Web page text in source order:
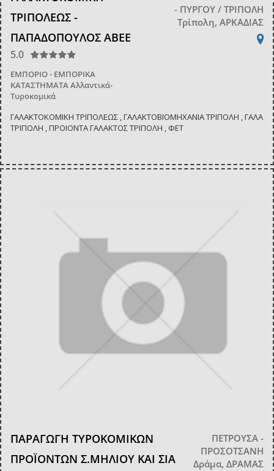
ΤΡΙΠΟΛΕΩΣ -
ΠΑΠΑΔΟΠΟΥΛΟΣ ΑΒΕΕ
5.0
ΕΜΠΟΡΙΟ - ΕΜΠΟΡΙΚΑ
ΚΑΤΑΣΤΗΜΑΤΑΑλλαντικά-
Τυροκομικά
- ΠΥΡΓΟΥ / ΤΡΙΠΟΛΗ
Τρίπολη, ΑΡΚΑΔΙΑΣ
ΓΑΛΑΚΤΟΚΟΜΙΚΗ ΤΡΙΠΟΛΕΩΣ , ΓΑΛΑΚΤΟΒΙΟΜΗΧΑΝΙΑ ΤΡΙΠΟΛΗ , ΓΑΛΑ
ΤΡΙΠΟΛΗ , ΠΡΟΙΟΝΤΑ ΓΑΛΑΚΤΟΣ ΤΡΙΠΟΛΗ , ΦΕΤ
ΠΑΡΑΓΩΓΗ ΤΥΡΟΚΟΜΙΚΩΝ
ΠΡΟΪΟΝΤΩΝ Σ.ΜΗΛΙΟΥ ΚΑΙ ΣΙΑ
ΠΕΤΡΟΥΣΑ -
ΠΡΟΣΟΤΣΑΝΗ
Δράμα, ΔΡΑΜΑΣ